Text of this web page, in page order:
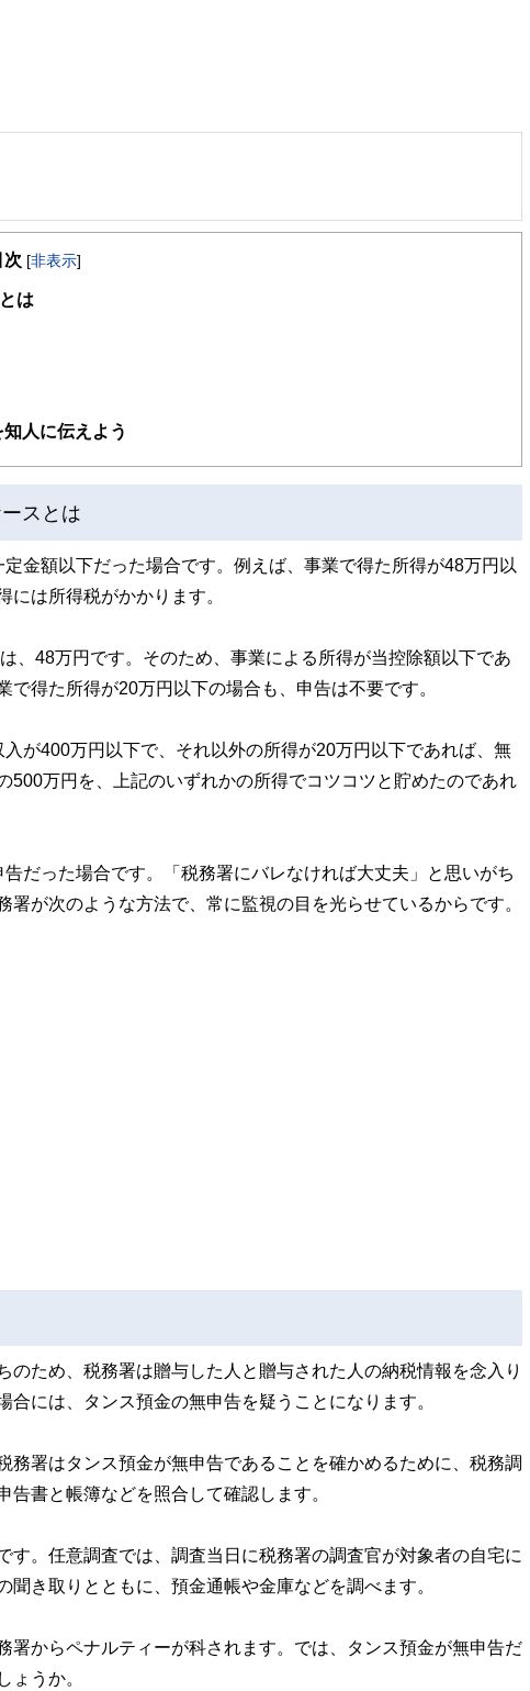
らしにどのような影響を与えるかという視点で、お金の知識がない方でも理解でき
コンテンツを追求しています。
、税理士、宅地建物取引士、相続診断士、住宅ローンアドバイザー、DCプランナ
、キャリアコンサルタントなど150名以上の有資格者を執筆者・監修者として迎
ます。
ンシェルジュを目指します。
次 [非表示]
は
人に伝えよう
スとは
金額以下だった場合です。例えば、事業で得た所得が48万円以
は所得税がかかります。
、48万円です。そのため、事業による所得が当控除額以下であ
得た所得が20万円以下の場合も、申告は不要です。
が400万円以下で、それ以外の所得が20万円以下であれば、無
万円を、上記のいずれかの所得でコツコツと貯めたのであれ
だった場合です。「税務署にバレなければ大丈夫」と思いがち
が次のような方法で、常に監視の目を光らせているからです。
ため、税務署は贈与した人と贈与された人の納税情報を念入り
には、タンス預金の無申告を疑うことになります。
務署はタンス預金が無申告であることを確かめるために、税務調
書と帳簿などを照合して確認します。
す。任意調査では、調査当日に税務署の調査官が対象者の自宅に
き取りとともに、預金通帳や金庫などを調べます。
からペナルティーが科されます。では、タンス預金が無申告だ
ょうか。